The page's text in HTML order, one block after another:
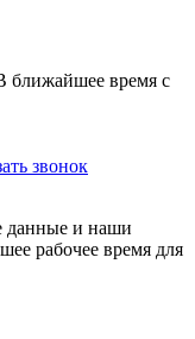
ближайшее время с
звонок
данные и наши
рабочее время для